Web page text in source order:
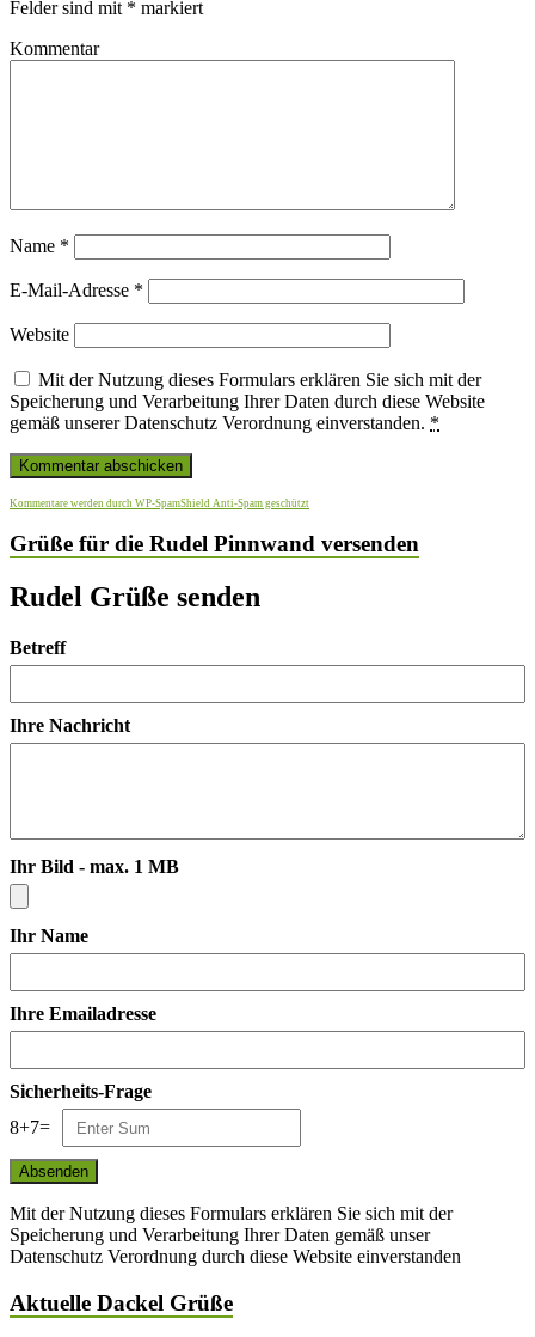
Felder sind mit * markiert
Kommentar
Name *
E-Mail-Adresse *
Website
Mit der Nutzung dieses Formulars erklären Sie sich mit der
Speicherung und Verarbeitung Ihrer Daten durch diese Website
gemäß unserer Datenschutz Verordnung einverstanden. *
Kommentare werden durch WP-SpamShield Anti-Spam geschützt
Grüße für die Rudel Pinnwand versenden
Rudel Grüße senden
Betreff
Ihre Nachricht
Ihr Bild - max. 1 MB
Ihr Name
Ihre Emailadresse
Sicherheits-Frage
8+7=
Mit der Nutzung dieses Formulars erklären Sie sich mit der
Speicherung und Verarbeitung Ihrer Daten gemäß unser
Datenschutz Verordnung durch diese Website einverstanden
Aktuelle Dackel Grüße